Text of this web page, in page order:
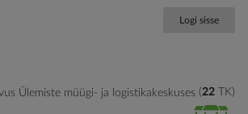
Logi sisse
Ülemiste müügi- ja logistikakeskuses 22 TK